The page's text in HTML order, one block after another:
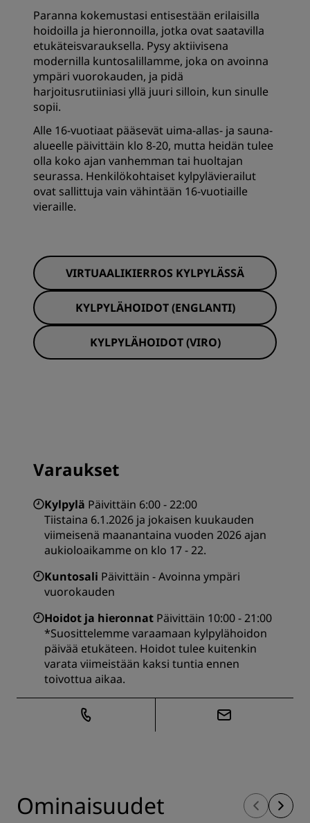
Paranna kokemustasi entisestään erilaisilla
hoidoilla ja hieronnoilla, jotka ovat saatavilla
etukäteisvarauksella. Pysy aktiivisena
modernilla kuntosalillamme, joka on avoinna
ympäri vuorokauden, ja pidä
harjoitusrutiiniasi yllä juuri silloin, kun sinulle
sopii.
Alle 16-vuotiaat pääsevät uima-allas- ja sauna-
alueelle päivittäin klo 8-20, mutta heidän tulee
olla koko ajan vanhemman tai huoltajan
seurassa. Henkilökohtaiset kylpylävierailut
ovat sallittuja vain vähintään 16-vuotiaille
vieraille.
VIRTUAALIKIERROS KYLPYLÄSSÄ
KYLPYLÄHOIDOT (ENGLANTI)
KYLPYLÄHOIDOT (VIRO)
Varaukset
Kylpylä Päivittäin 6:00 - 22:00
Tiistaina 6.1.2026 ja jokaisen kuukauden
viimeisenä maanantaina vuoden 2026 ajan
aukioloaikamme on klo 17 - 22.
Kuntosali Päivittäin - Avoinna ympäri
vuorokauden
Hoidot ja hieronnat Päivittäin 10:00 - 21:00
*Suosittelemme varaamaan kylpylähoidon
päivää etukäteen. Hoidot tulee kuitenkin
varata viimeistään kaksi tuntia ennen
toivottua aikaa.
Ominaisuudet